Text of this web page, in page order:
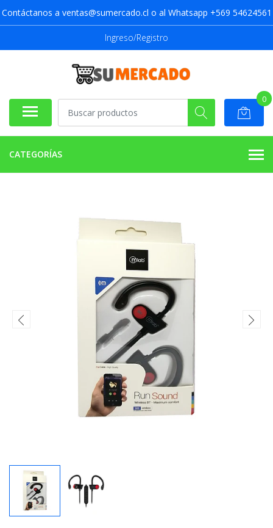
Contáctanos a ventas@sumercado.cl o al Whatsapp +569 54624561
Ingreso/Registro
0
CATEGORÍAS